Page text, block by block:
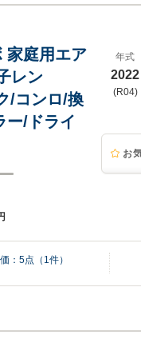
家庭用エア
レン
/コンロ/換
ー/ドライ
年式
2022
(R04)
お
： 5点（ 1件）